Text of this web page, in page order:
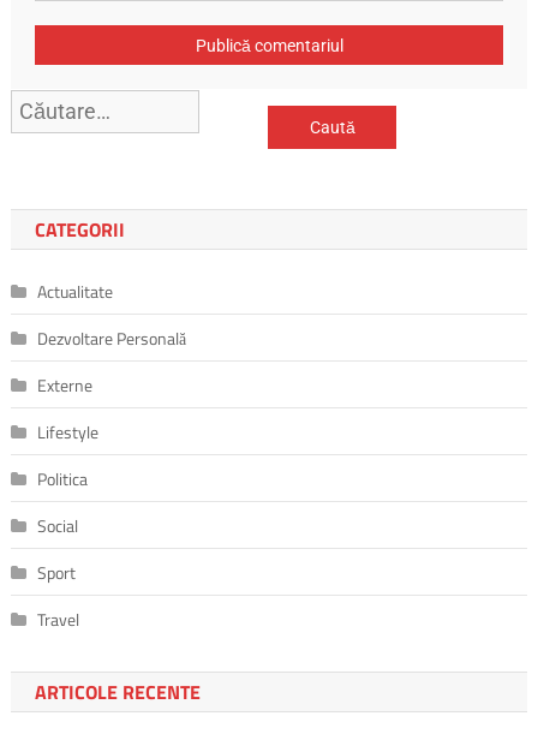
Caută
după:
CATEGORII
Actualitate
Dezvoltare Personală
Externe
Lifestyle
Politica
Social
Sport
Travel
ARTICOLE RECENTE